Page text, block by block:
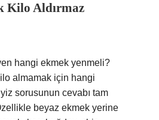
Kilo Aldırmaz
hangi ekmek yenmeli?
almamak için hangi
sorusunun cevabı tam
beyaz ekmek yerine